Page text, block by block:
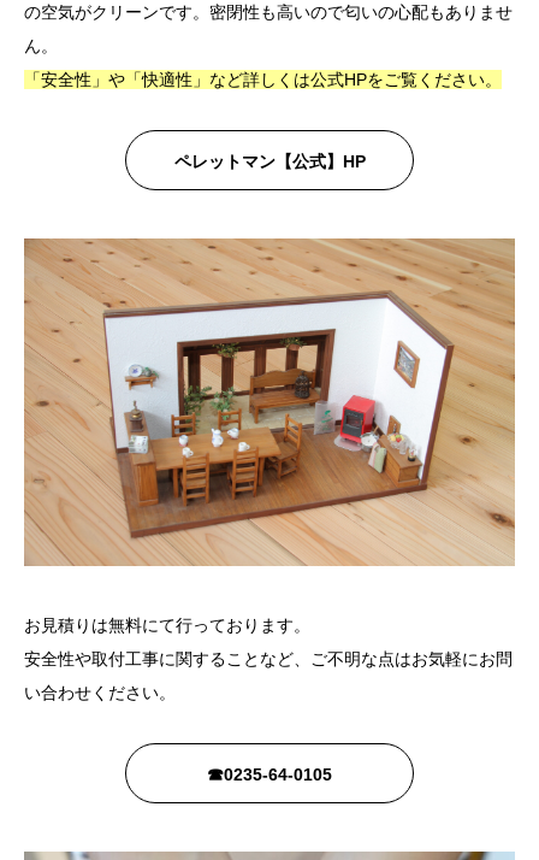
の空気がクリーンです。密閉性も高いので匂いの心配もありませ
ん。
「安全性」や「快適性」など詳しくは公式HPをご覧ください。
ペレットマン【公式】HP
お見積りは無料にて行っております。
安全性や取付工事に関することなど、ご不明な点はお気軽にお問
い合わせください。
☎0235-64-0105